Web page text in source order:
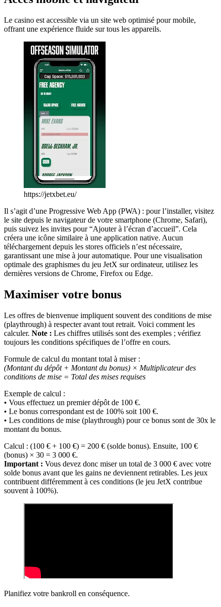
Le casino est accessible via un site web optimisé pour mobile,
offrant une expérience fluide sur tous les appareils.
https://jetxbet.eu/
Il s’agit d’une Progressive Web App (PWA) : pour l’installer, visitez
le site depuis le navigateur de votre smartphone (Chrome, Safari),
puis suivez les invites pour “Ajouter à l’écran d’accueil”. Cela
créera une icône similaire à une application native. Aucun
téléchargement depuis les stores officiels n’est nécessaire,
garantissant une mise à jour automatique. Pour une visualisation
optimale des graphismes du jeu JetX sur ordinateur, utilisez les
dernières versions de Chrome, Firefox ou Edge.
Maximiser votre bonus
Les offres de bienvenue impliquent souvent des conditions de mise
(playthrough) à respecter avant tout retrait. Voici comment les
calculer. Note : Les chiffres utilisés sont des exemples ; vérifiez
toujours les conditions spécifiques de l’offre en cours.
Formule de calcul du montant total à miser :
(Montant du dépôt + Montant du bonus) × Multiplicateur des
conditions de mise = Total des mises requises
Exemple de calcul :
• Vous effectuez un premier dépôt de 100 €.
• Le bonus correspondant est de 100% soit 100 €.
• Les conditions de mise (playthrough) pour ce bonus sont de 30x le
montant du bonus.
Calcul : (100 € + 100 €) = 200 € (solde bonus). Ensuite, 100 €
(bonus) × 30 = 3 000 €.
Important : Vous devez donc miser un total de 3 000 € avec votre
solde bonus avant que les gains ne deviennent retirables. Les jeux
contribuent différemment à ces conditions (le jeu JetX contribue
souvent à 100%).
Planifiez votre bankroll en conséquence.